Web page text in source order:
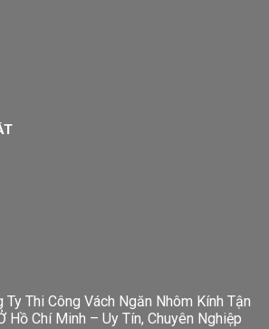
Ty Thi Công Vách Ngăn Nhôm Kính Tận
Hồ Chí Minh – Uy Tín, Chuyên Nghiệp